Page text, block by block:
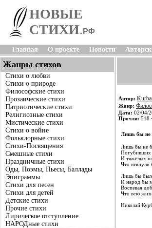
НОВЫЕ
СТИХИ. РФ
Главная О проекте Новости
Жанры стихов
Стихи о любви
Стихи о природе
Философские стихи
Прозаические стихи
Патриотические стихи
Религиозные стихи
Мистические стихи
Стихи о войне
Фольклорные стихи
Стихи-Посвящения
Смешные стихи
Праздничные стихи
Оды, Поэмы, Пьесы, Баллады
Эпиграммы
Стихи для песен
Стихи для детей
Детские стихи
Прочие стихи
Лирическое отступление
НАРОДные стихи
Автор:
Жанр:
Дата: 02/04/
Прочли: 518
Лишь бы не
Лишь бы не
Погубивших
И тяжёлых
Что втянули
Лишь бы
И народ бы
Воспевая
Что всю
Николай